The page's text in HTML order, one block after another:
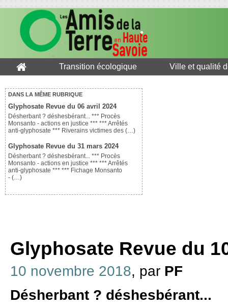
Transition écologique Ville et qualité
DANS LA MÊME RUBRIQUE
Glyphosate Revue du 06 avril 2024
Désherbant ? déshesbérant... *** Procès
Monsanto - actions en justice *** *** Arrêtés
anti-glyphosate *** Riverains victimes des (…)
Glyphosate Revue du 31 mars 2024
Désherbant ? déshesbérant... *** Procès
Monsanto - actions en justice *** *** Arrêtés
anti-glyphosate *** *** Fichage Monsanto
- (…)
Glyphosate Revue du
10 novembre 2018, par PF
Désherbant ? déshesbérant...